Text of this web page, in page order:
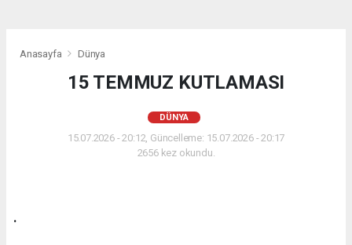
Anasayfa Dünya
15 TEMMUZ KUTLAMASI
DÜNYA
15.07.2026 - 20:12, Güncelleme: 15.07.2026 - 20:17
2656 kez okundu.
.